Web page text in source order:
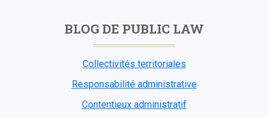
BLOG DE PUBLIC LAW
Collectivités territoriales
Responsabilité administrative
Contentieux administratif